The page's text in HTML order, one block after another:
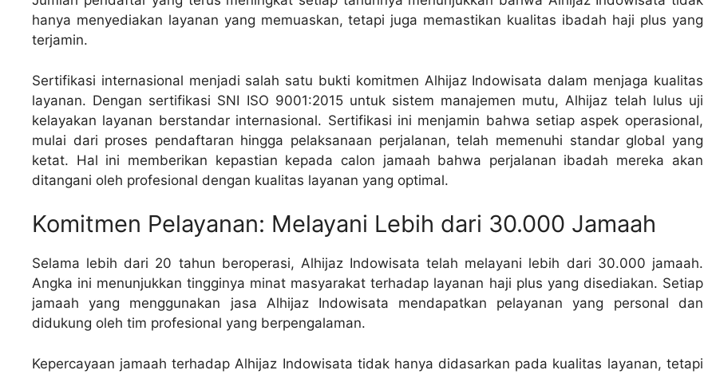
hanya menyediakan layanan yang memuaskan, tetapi juga memastikan kualitas ibadah haji plus yang
terjamin.
Sertifikasi internasional menjadi salah satu bukti komitmen Alhijaz Indowisata dalam menjaga kualitas
layanan. Dengan sertifikasi SNI ISO 9001:2015 untuk sistem manajemen mutu, Alhijaz telah lulus uji
kelayakan layanan berstandar internasional. Sertifikasi ini menjamin bahwa setiap aspek operasional,
mulai dari proses pendaftaran hingga pelaksanaan perjalanan, telah memenuhi standar global yang
ketat. Hal ini memberikan kepastian kepada calon jamaah bahwa perjalanan ibadah mereka akan
ditangani oleh profesional dengan kualitas layanan yang optimal.
Komitmen Pelayanan: Melayani Lebih dari 30.000 Jamaah
Selama lebih dari 20 tahun beroperasi, Alhijaz Indowisata telah melayani lebih dari 30.000 jamaah.
Angka ini menunjukkan tingginya minat masyarakat terhadap layanan haji plus yang disediakan. Setiap
jamaah yang menggunakan jasa Alhijaz Indowisata mendapatkan pelayanan yang personal dan
didukung oleh tim profesional yang berpengalaman.
Kepercayaan jamaah terhadap Alhijaz Indowisata tidak hanya didasarkan pada kualitas layanan, tetapi